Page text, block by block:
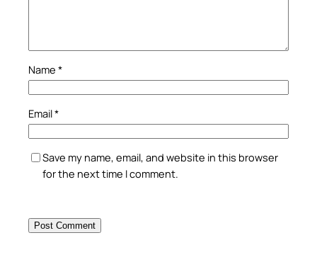
Name *
Email*
Save my name, email, and website in this browser
for the next time I comment.